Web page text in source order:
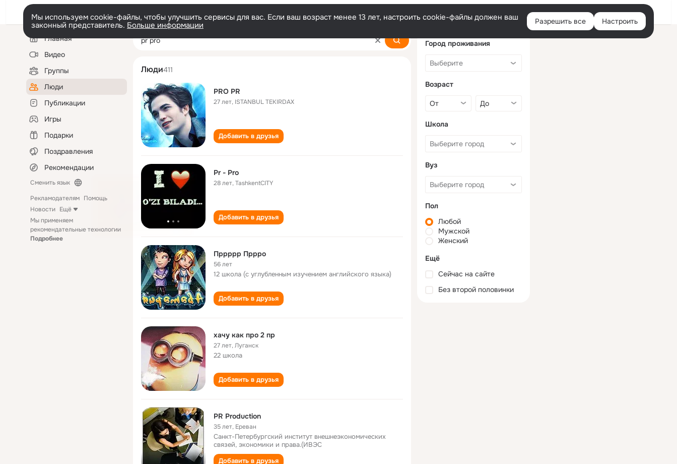
Войти
Мы используем cookie-файлы, чтобы улучшить сервисы для вас. Если ваш возраст менее 13 лет, настроить cookie-файлы должен ваш
законный представитель. Больше информации Разрешить все Настроить
Левая
колонкаГлавная
Видео
Группы
Люди
Публикации
Игры
Подарки
Поздравления
Рекомендации
Сменить язык
Рекламодателям Помощь
Новости Ещё
Мы применяем
рекомендательные технологии
Подробнее
pr pro
Люди411
PRO PR
27 лет, ISTANBUL TEKIRDAX
Добавить в друзья
Pr - Pro
28 лет,TashkentCITY
Добавить в друзья
Пррррр Пррро
56 лет
12 школа (с углубленным изучением английского языка)
Добавить в друзья
хачу как про 2 пр
27 лет,Луганск
22 школа
Добавить в друзья
PR Production
35 лет, Ереван
Санкт-Петербургский институт внешнеэкономических
связей, экономики и права.(ИВЭС
Добавить в друзья
Город проживания
Возраст
Школа
Вуз
Пол
Любой
Мужской
Женский
Ещё
Сейчас на сайте
Без второй половинки